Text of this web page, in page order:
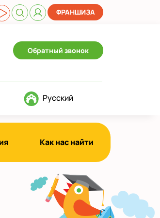
ФРАНШИЗА
Обратный звонок
Русский
Как нас найти